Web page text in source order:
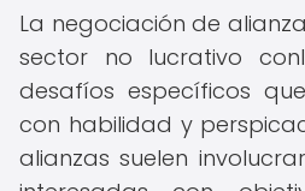
La negociación de
sector no lucrativo
desafíos específicos
con habilidad y
alianzas suelen